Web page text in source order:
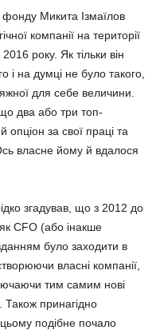
фонду Микита Ізмаїлов
компанії на території
року. Як тільки він
і на думці не було такого,
для себе величини.
два або три топ-
за свої праці та
власне йому й вдалося
згадував, що з 2012 до
CFO (або інакше
було заходити в
власні компанії,
тим самим нові
принагідно
подібне почало